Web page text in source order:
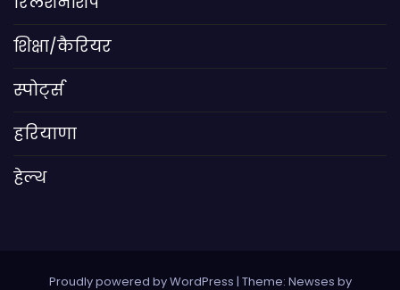
शिक्षा/कैरियर
स्पोर्ट्स
हरियाणा
हेल्थ
Proudly powered by WordPress | Theme: Newses by